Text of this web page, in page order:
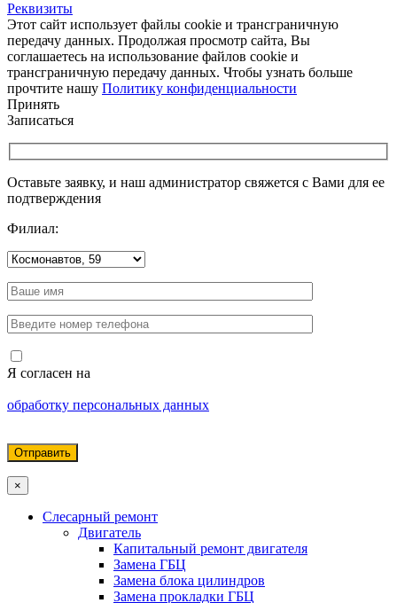
Реквизиты
Этот сайт использует файлы cookie и трансграничную
передачу данных. Продолжая просмотр сайта, Вы
соглашаетесь на использование файлов cookie и
трансграничную передачу данных. Чтобы узнать больше
прочтите нашу Политику конфиденциальности
Принять
Записаться
Оставьте заявку, и наш администратор свяжется с Вами для ее
подтверждения
Филиал:
Я согласен на
обработку персональных данных
×
Слесарный ремонт
Двигатель
Капитальный ремонт двигателя
Замена ГБЦ
Замена блока цилиндров
Замена прокладки ГБЦ